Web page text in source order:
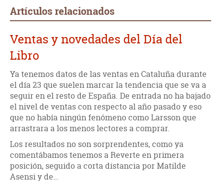
aparente caos informativo, este derramamiento de
conocimiento científico que Punset nos ofrece con cada
personalidad del propio autor. Su presencia y su visión
personal de los descubrimientos más recientes de los
diferentes campos de la ciencia, es, en sí misma, una forma
remotos contextos donde se cuecen estos descubrimientos y
de darles sentido en la realidad más cercana, más próxima a
la gente de a pié, aunque a veces, esta cercanía implique una
lectura algo mareante y deslabazada. En "Viaje al poder de la
mente", esta presencia cohesionadora que es el propio
Punset, se observa más nítidamente gracias a una
premeditada intención de relacionar las temáticas del libro
con la propia biografía del autor.
El interés de este libro no es solo, por tanto, el de poder
disfrutar de otro inventario de interesantes descubrimientos
científicos sobre el funcionamiento de la mente humana
Artículos relacionados
Ventas y novedades del Día del
Libro
Ya tenemos datos de las ventas en Cataluña durante
el día 23 que suelen marcar la tendencia que se va a
seguir en el resto de España. De entrada no ha bajado
el nivel de ventas con respecto al año pasado y eso
que no había ningún fenómeno como Larsson que
arrastrara a los menos lectores a comprar.
Los resultados no son sorprendentes, como ya
comentábamos tenemos a Reverte en primera
posición, seguido a corta distancia por Matilde
Asensi y de…